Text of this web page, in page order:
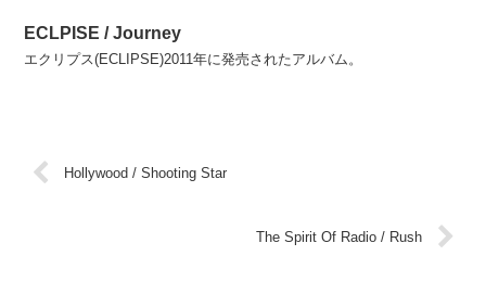
ECLPISE / Journey
エクリプス(ECLIPSE)2011年に発売されたアルバム。
Hollywood / Shooting Star
The Spirit Of Radio / Rush